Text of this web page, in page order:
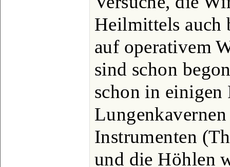
Heilmittels auch
auf operativem
sind schon
schon in einigen
Instrumenten
und die Höhlen